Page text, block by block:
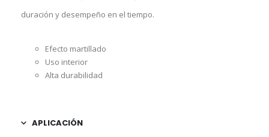
duración y desempeño en el tiempo.
Efecto martillado
Uso interior
Alta durabilidad
APLICACIÓN